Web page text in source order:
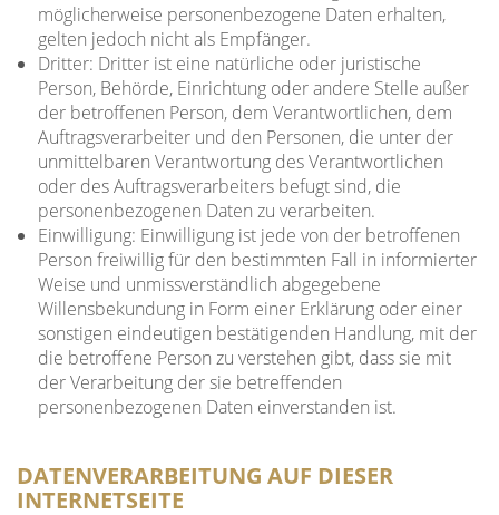
möglicherweise personenbezogene Daten erhalten,
gelten jedoch nicht als Empfänger.
Dritter: Dritter ist eine natürliche oder juristische
Person, Behörde, Einrichtung oder andere Stelle außer
der betroffenen Person, dem Verantwortlichen, dem
Auftragsverarbeiter und den Personen, die unter der
unmittelbaren Verantwortung des Verantwortlichen
oder des Auftragsverarbeiters befugt sind, die
personenbezogenen Daten zu verarbeiten.
Einwilligung: Einwilligung ist jede von der betroffenen
Person freiwillig für den bestimmten Fall in informierter
Weise und unmissverständlich abgegebene
Willensbekundung in Form einer Erklärung oder einer
sonstigen eindeutigen bestätigenden Handlung, mit der
die betroffene Person zu verstehen gibt, dass sie mit
der Verarbeitung der sie betreffenden
personenbezogenen Daten einverstanden ist.
DATENVERARBEITUNG AUF DIESER
INTERNETSEITE